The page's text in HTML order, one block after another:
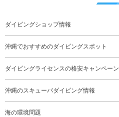
ダイビングショップ情報
沖縄でおすすめのダイビングスポット
ダイビングライセンスの格安キャンペーン
沖縄のスキューバダイビング情報
海の環境問題